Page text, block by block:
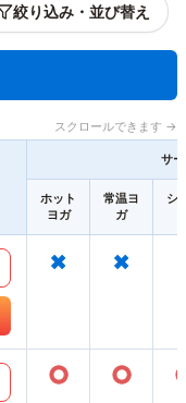
絞り込み・並び替え
スクロールできます →
サ
ホット
ヨガ
常温ヨ
ガ
シ
× ×
○ ○